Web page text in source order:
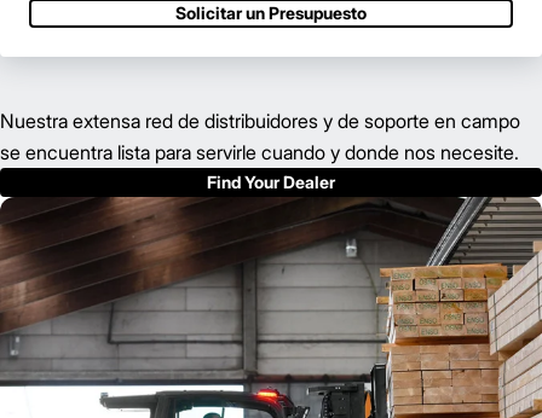
Solicitar un Presupuesto
Nuestra extensa red de distribuidores y de soporte en campo
se encuentra lista para servirle cuando y donde nos necesite.
Find Your Dealer